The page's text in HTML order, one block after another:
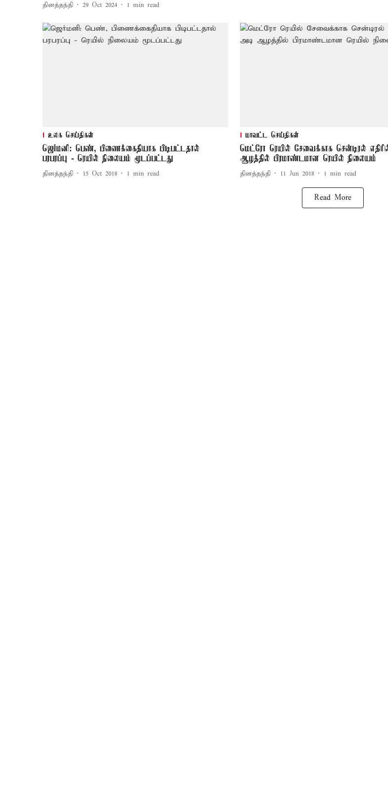
தினத்தந்தி 29 Oct 2024 1 min read
உலக செய்திகள்
ஜெர்மனி: பெண், பிணைக்கைதியாக பிடிபட்டதால்
பரபரப்பு - ரெயில் நிலையம் மூடப்பட்டது
தினத்தந்தி 15 Oct 2018 1 min read
மாவட்ட செய்திகள்
மெட்ரோ ரெயில் சேவைக்காக சென்டிரல்
ஆழத்தில் பிரமாண்டமான ரெயில் நிலையம்
தினத்தந்தி 11 Jun 2018 1 min read
Read More